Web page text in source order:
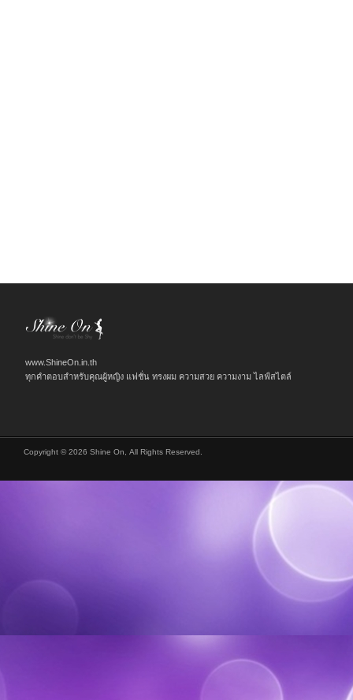
www.ShineOn.in.th
ทุกคำตอบสำหรับคุณผู้หญิง แฟชั่น ทรงผม ความสวย ความงาม ไลฟ์สไตล์
Copyright © 2026 Shine On, All Rights Reserved.